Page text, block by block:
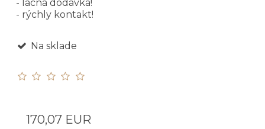
- lacná dodávka!
- rýchly kontakt!
Na sklade
170,07 EUR